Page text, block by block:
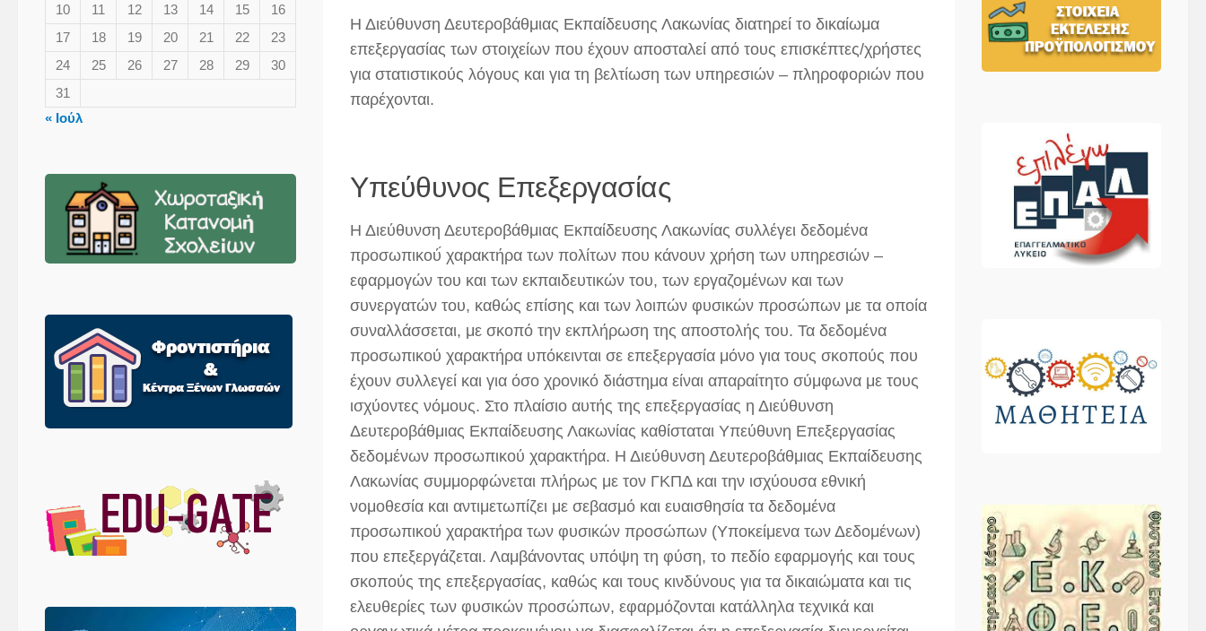
Η Διεύθυνση Δευτεροβάθμιας Εκπαίδευσης Λακωνίας διατηρεί το δικαίωμα
επεξεργασίας των στοιχείων που έχουν αποσταλεί από τους επισκέπτες/χρήστες
για στατιστικούς λόγους και για τη βελτίωση των υπηρεσιών – πληροφοριών που
παρέχονται.
Υπεύθυνος Επεξεργασίας
Η Διεύθυνση Δευτεροβάθμιας Εκπαίδευσης Λακωνίας συλλέγει δεδομένα
προσωπικού́ χαρακτήρα των πολίτων που κάνουν χρήση των υπηρεσιών –
εφαρμογών του και των εκπαιδευτικών του, των εργαζομένων και των
συνεργατών του, καθώς επίσης και των λοιπών φυσικών προσώπων με τα οποία
συναλλάσσεται, με σκοπό την εκπλήρωση της αποστολής του. Τα δεδομένα
προσωπικού χαρακτήρα υπόκεινται σε επεξεργασία μόνο για τους σκοπούς που
έχουν συλλεγεί και για όσο χρονικό διάστημα είναι απαραίτητο σύμφωνα με τους
ισχύοντες νόμους. Στο πλαίσιο αυτής της επεξεργασίας η Διεύθυνση
Δευτεροβάθμιας Εκπαίδευσης Λακωνίας καθίσταται Υπεύθυνη Επεξεργασίας
δεδομένων προσωπικού χαρακτήρα. Η Διεύθυνση Δευτεροβάθμιας Εκπαίδευσης
Λακωνίας συμμορφώνεται πλήρως με τον ΓΚΠΔ και την ισχύουσα εθνική
νομοθεσία και αντιμετωπίζει με σεβασμό και ευαισθησία τα δεδομένα
προσωπικού χαρακτήρα των φυσικών προσώπων (Υποκείμενα των Δεδομένων)
που επεξεργάζεται. Λαμβάνοντας υπόψη τη φύση, το πεδίο εφαρμογής και τους
σκοπούς της επεξεργασίας, καθώς και τους κινδύνους για τα δικαιώματα και τις
ελευθερίες των φυσικών προσώπων, εφαρμόζονται κατάλληλα τεχνικά και
10
11 12 13 14 15
16
17
18 19 20 21 22
23
24
25 26 27 28 29
30
31
« Ιούλ